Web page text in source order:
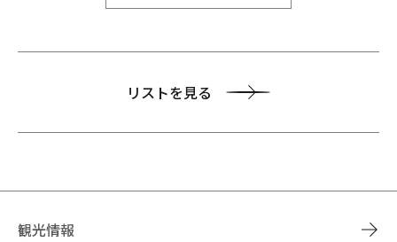
リストを見る
観光情報